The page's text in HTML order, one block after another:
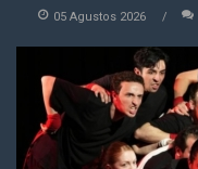
05 Agustos 2026